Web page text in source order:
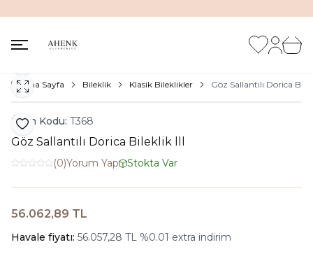
Favorilerim
Hesabım
Ana Sayfa Bileklik Klasik Bileklikler Göz Sallantılı Dorica
Favoriye Ekle
Ürün Kodu: T368
Göz Sallantılı Dorica Bileklik lll
(0)Yorum Yap Stokta Var
56.062,89 TL
Havale fiyatı: 56.057,28 TL %0.01 extra indirim